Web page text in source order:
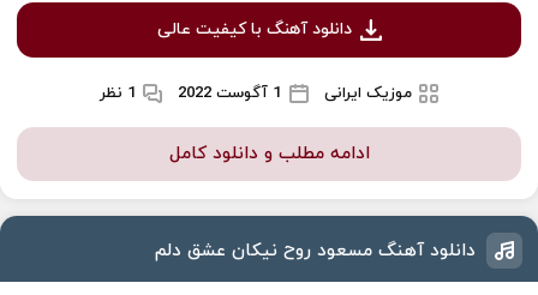
دانلود آهنگ با کیفیت عالی
موزیک ایرانی 1 آگوست 2022 1 نظر
ادامه مطلب و دانلود کامل
دانلود آهنگ مسعود روح نیکان عشق دلم